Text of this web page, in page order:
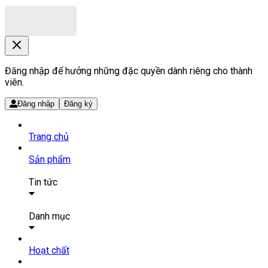
Đăng nhập để hưởng những đặc quyền dành riêng cho thành
viên.
Đăng nhập Đăng ký
Trang chủ
Sản phẩm
Tin tức
Tin tức
Danh mục
SẢN PHẨM THUỐC
Hoạt chất